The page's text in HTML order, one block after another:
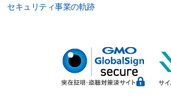
セキュリティ事業の軌跡